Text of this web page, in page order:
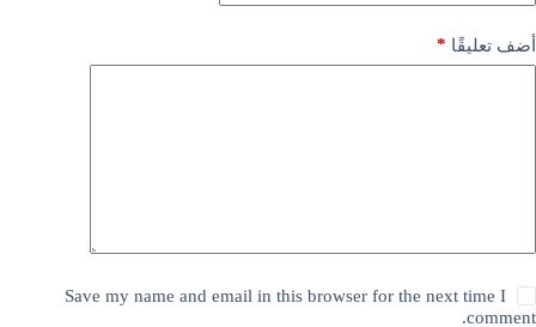
أضف تعليقًا *
Save my name and email in this browser for the next time I
comment.